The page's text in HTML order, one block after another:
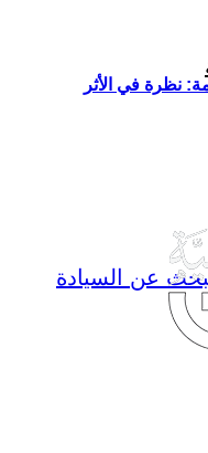
نظرة في الأثر